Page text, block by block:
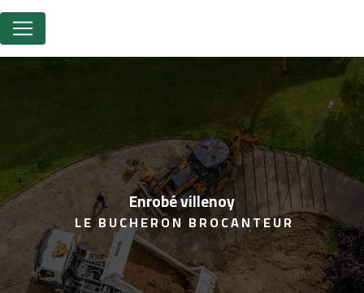
enrobé villenoy
LE BUCHERON BROCANTEUR
Panneau de gestion des cookies